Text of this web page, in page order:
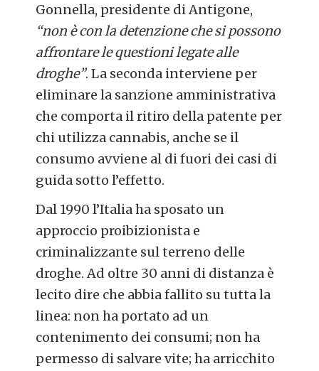
Gonnella, presidente di Antigone,
“non è con la detenzione che si possono
affrontare le questioni legate alle
droghe”. La seconda interviene per
eliminare la sanzione amministrativa
che comporta il ritiro della patente per
chi utilizza cannabis, anche se il
consumo avviene al di fuori dei casi di
guida sotto l’effetto.
Dal 1990 l’Italia ha sposato un
approccio proibizionista e
criminalizzante sul terreno delle
droghe. Ad oltre 30 anni di distanza è
lecito dire che abbia fallito su tutta la
linea: non ha portato ad un
contenimento dei consumi; non ha
permesso di salvare vite; ha arricchito